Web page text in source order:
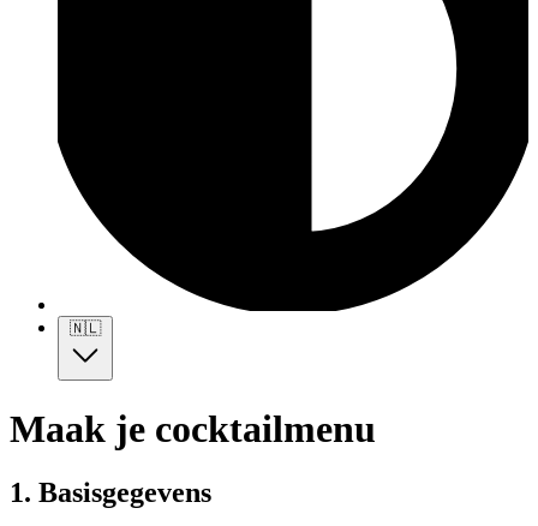
🇳🇱
Maak je cocktailmenu
1. Basisgegevens